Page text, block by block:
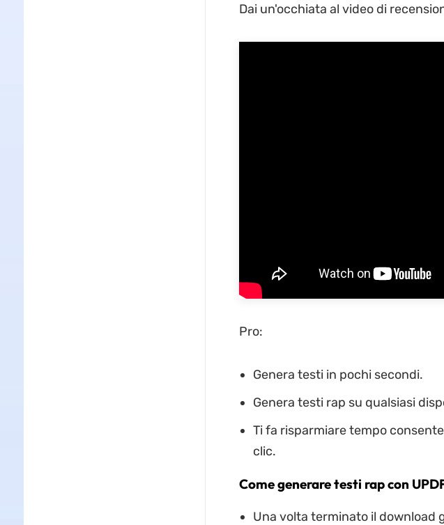
Dai un'occhiata al video di
Pro:
Genera testi in pochi secondi.
Genera testi rap su qualsiasi
Ti fa risparmiare tempo
clic.
Come generare testi rap con
Una volta terminato il download